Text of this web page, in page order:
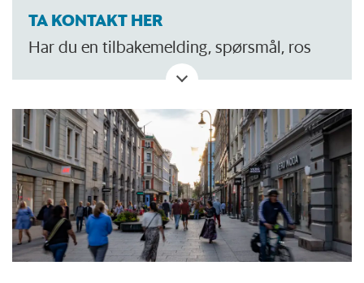
TA KONTAKT HER
Har du en tilbakemelding, spørsmål, ros
eller kritikk? Eller tips om noe vi bør skrive